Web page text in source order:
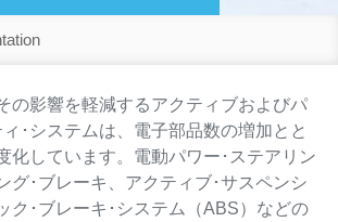
の影響を軽減するアクティブおよびパ
･システムは、電子部品数の増加とと
化しています。電動パワー･ステアリン
グ･ブレーキ、アクティブ･サスペンシ
ク･ブレーキ･システム（ABS）などの